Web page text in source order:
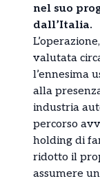
nel suo
dall’Italia.
valutata
l’ennesima
alla
industria
percorso
holding di
ridotto il
assumere